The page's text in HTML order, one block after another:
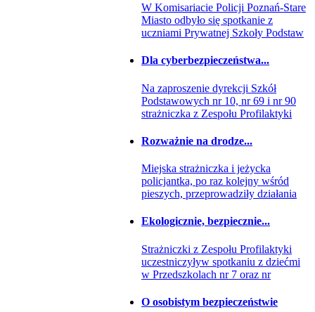
W Komisariacie Policji Poznań-Stare
Miasto odbyło się spotkanie z
uczniami Prywatnej Szkoły Podstaw
Dla cyberbezpieczeństwa...
Na zaproszenie dyrekcji Szkół
Podstawowych nr 10, nr 69 i nr 90
strażniczka z Zespołu Profilaktyki
Rozważnie na drodze...
Miejska strażniczka i jeżycka
policjantka, po raz kolejny wśród
pieszych, przeprowadziły działania
Ekologicznie, bezpiecznie...
Strażniczki z Zespołu Profilaktyki
uczestniczyływ spotkaniu z dziećmi
w Przedszkolach nr 7 oraz nr
O osobistym bezpieczeństwie